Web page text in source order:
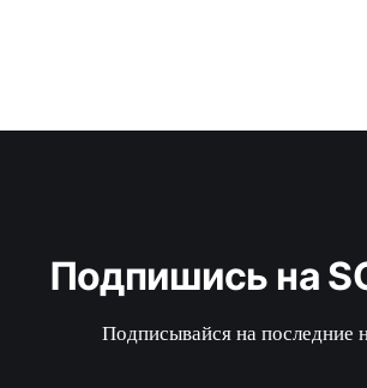
Подпишись на
Подписывайся на последние